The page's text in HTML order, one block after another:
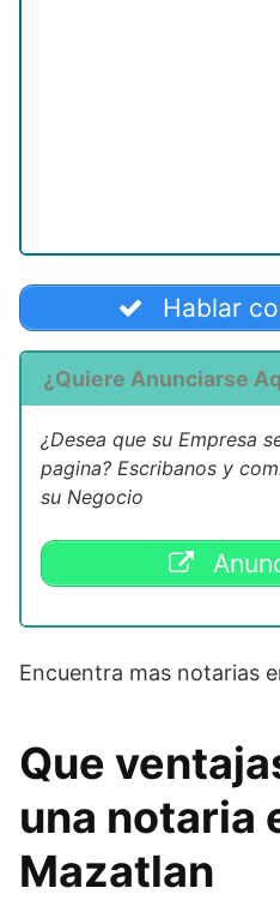
Hablar
¿Quiere Anunciarse
¿Desea que su Empresa
pagina? Escribanos y
su Negocio
Encuentra mas notarias
Que
una notaria
Mazatlan